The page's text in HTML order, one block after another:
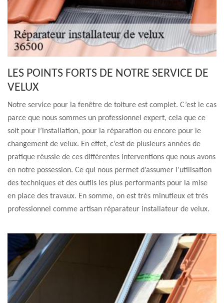
LES POINTS FORTS DE NOTRE SERVICE DE
VELUX
Notre service pour la fenêtre de toiture est complet. C’est le cas
parce que nous sommes un professionnel expert, cela que ce
soit pour l’installation, pour la réparation ou encore pour le
changement de velux. En effet, c’est de plusieurs années de
pratique réussie de ces différentes interventions que nous avons
en notre possession. Ce qui nous permet d’assumer l’utilisation
des techniques et des outils les plus performants pour la mise
en place des travaux. En somme, on est très minutieux et très
professionnel comme artisan réparateur installateur de velux.